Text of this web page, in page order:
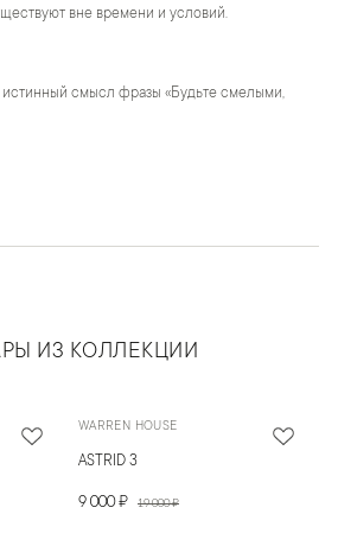
вне времени и условий.
истинный смысл фразы «Будьте смелыми,
ИЗ КОЛЛЕКЦИИ
WARREN HOUSE
ASTRID 3
9 000 ₽ 19 000 ₽